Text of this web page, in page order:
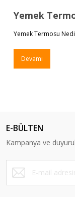
Yemek Termosu
Devamı
E-BÜLTEN
Kampanya ve